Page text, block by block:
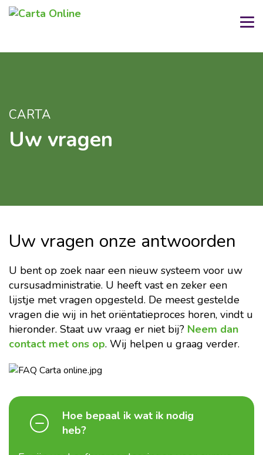
CARTA
Uw vragen
Uw vragen onze antwoorden
U bent op zoek naar een nieuw systeem voor uw
cursusadministratie. U heeft vast en zeker een
lijstje met vragen opgesteld. De meest gestelde
vragen die wij in het oriëntatieproces horen, vindt u
hieronder. Staat uw vraag er niet bij? Neem dan
contact met ons op. Wij helpen u graag verder.
Hoe bepaal ik wat ik nodig
heb?